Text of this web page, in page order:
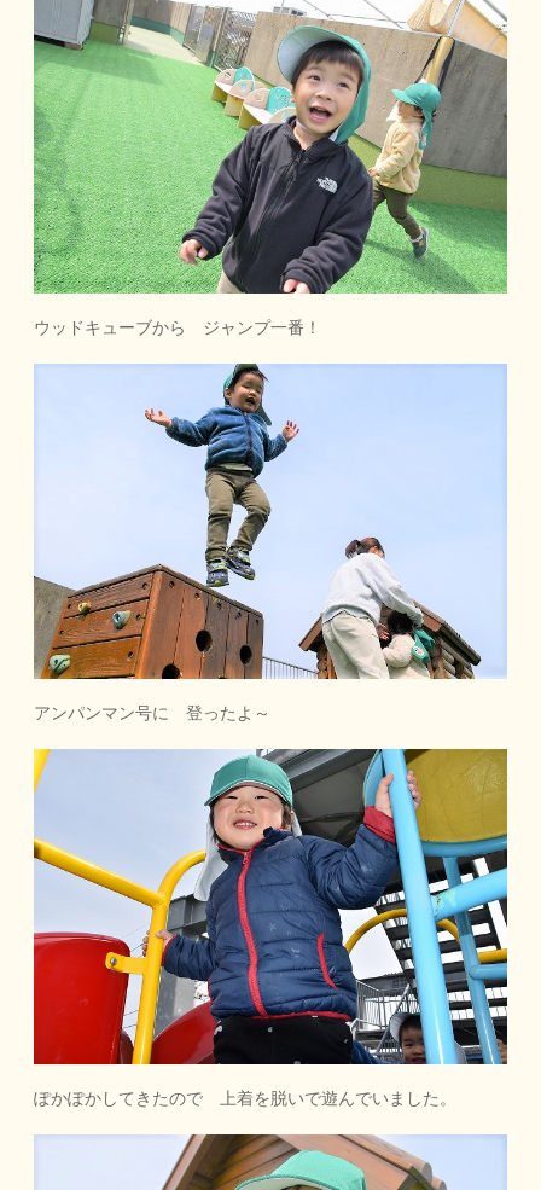
ウッドキューブから ジャンプ一番！
アンパンマン号に 登ったよ～
ぽかぽかしてきたので 上着を脱いで遊んでいました。